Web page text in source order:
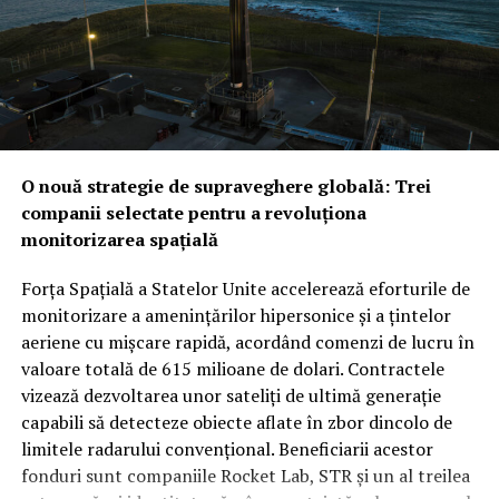
să satisfacă nevoile riguroase ale comunității de
informații.
Obiectivul final este clar: o tranziție rapidă de la inovația
brută la aplicații practice pe teren. Prin această
strategie, Statele Unite își asigură o supremație
comerciale pentru a fortifica un sistem de apărare care
devine tot mai dependent de date precise și livrate
instantaneu.
în arhitectura de securitate a regiunii.
Provocarea iraniană: Între descurajarea strategică și
testul realității din terenNoua alianță ar putea fi
testată mult mai curând decât se anticipa, pe fondul
amenințărilor constante venite din partea forțelor
vedea cu ochi buni această redistribuire a
responsabilităților de securitate între aliații săi
regionali, unii analiști rămân sceptici cu privire la
Rămâne de văzut dacă, în cazul unui atac iminent din
partea proxy-urilor Teheranului, Ankara și Islamabadul
vor interveni militar pentru a proteja regatul saudit,
transformând semnăturile de astăzi într-o realitate
operativă.
O nouă strategie de supraveghere globală: Trei
companii selectate pentru a revoluționa
monitorizarea spațială
Forța Spațială a Statelor Unite accelerează eforturile de
monitorizare a amenințărilor hipersonice și a țintelor
aeriene cu mișcare rapidă, acordând comenzi de lucru în
valoare totală de 615 milioane de dolari. Contractele
vizează dezvoltarea unor sateliți de ultimă generație
capabili să detecteze obiecte aflate în zbor dincolo de
limitele radarului convențional. Beneficiarii acestor
fonduri sunt companiile Rocket Lab, STR și un al treilea